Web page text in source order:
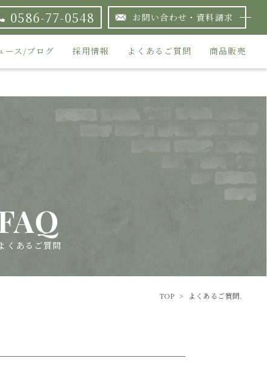
0586-77-0548 お問い合わせ・資料請求
ース/ブログ 採用情報 よくあるご質問 商品販売
くあるご質問
TOP > よくあるご質問.